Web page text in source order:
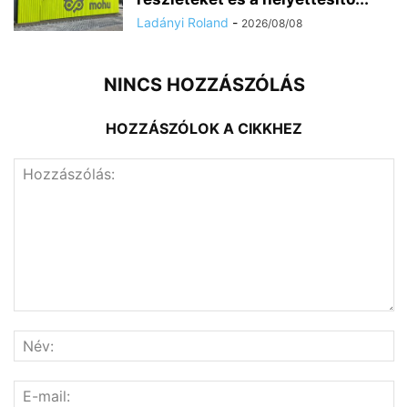
Ladányi Roland - 2026/08/08
NINCS HOZZÁSZÓLÁS
HOZZÁSZÓLOK A CIKKHEZ